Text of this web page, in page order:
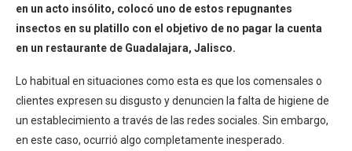
en un acto insólito, colocó uno de estos repugnantes
insectos en su platillo con el objetivo de no pagar la cuenta
en un restaurante de Guadalajara, Jalisco.
Lo habitual en situaciones como esta es que los comensales o
clientes expresen su disgusto y denuncien la falta de higiene de
un establecimiento a través de las redes sociales. Sin embargo,
en este caso, ocurrió algo completamente inesperado.